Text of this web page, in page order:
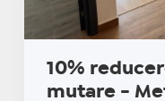
10%
mutare -